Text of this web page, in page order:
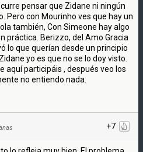
pensar que Zidane ni ningún
Pero con Mourinho ves que hay un
también, Con Simeone hay algo
práctica. Berizzo, del Amo Gracia
lo que querían desde un principio
yo es que no se lo doy visto.
aquí participáis , después veo los
no entiendo nada.
+7